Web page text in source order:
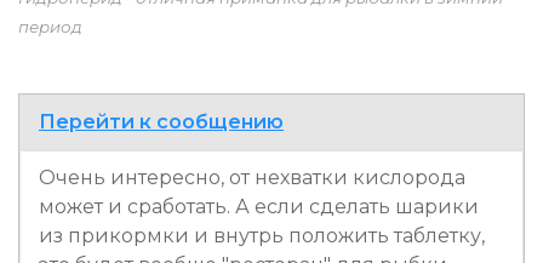
период
Перейти к сообщению
Очень интересно, от нехватки кислорода
может и сработать. А если сделать шарики
из прикормки и внутрь положить таблетку,